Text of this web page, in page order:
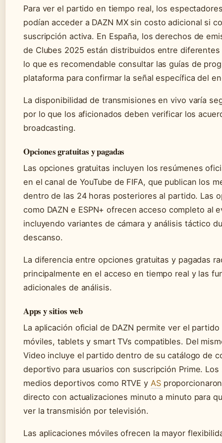
Para ver el partido en tiempo real, los
podían acceder a DAZN MX sin costo adicional si
suscripción activa. En España, los derechos de
de Clubes 2025 están distribuidos entre
lo que es recomendable consultar las guías de
plataforma para confirmar la señal específica del
La disponibilidad de transmisiones en vivo varía
por lo que los aficionados deben verificar los
broadcasting.
Opciones gratuitas y pagadas
Las opciones gratuitas incluyen los resúmenes
en el canal de YouTube de FIFA, que publican los
dentro de las 24 horas posteriores al partido. Las
como DAZN e ESPN+ ofrecen acceso completo al
incluyendo variantes de cámara y análisis táctico
descanso.
La diferencia entre opciones gratuitas y pagadas
principalmente en el acceso en tiempo real y las
adicionales de análisis.
Apps y sitios web
La aplicación oficial de DAZN permite ver el
móviles, tablets y smart TVs compatibles. Del
Video incluye el partido dentro de su catálogo de
deportivo para usuarios con suscripción Prime.
medios deportivos como RTVE y AS
directo con actualizaciones minuto a minuto para
ver la transmisión por televisión.
Las aplicaciones móviles ofrecen la mayor